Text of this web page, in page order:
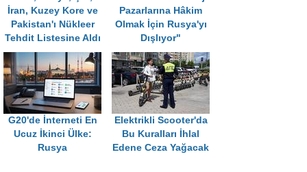
İran, Kuzey Kore ve
Pakistan'ı Nükleer
Tehdit Listesine Aldı
Pazarlarına Hâkim
Olmak İçin Rusya'yı
Dışlıyor"
G20'de İnterneti En
Ucuz İkinci Ülke:
Rusya
Elektrikli Scooter'da
Bu Kuralları İhlal
Edene Ceza Yağacak